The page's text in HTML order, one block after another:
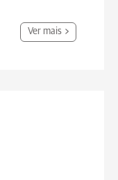
Ver mais